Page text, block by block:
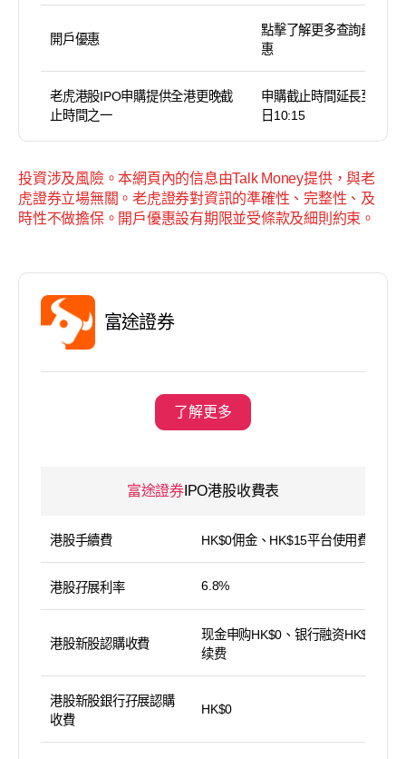
開戶優惠
點擊了解更多查詢最新優
惠
老虎港股IPO申購提供全港更晚截
止時間之一
申購截止時間延長至截止
日10:15
投資涉及風險。本網頁內的信息由Talk Money提供，與老
虎證券立場無關。老虎證券對資訊的準確性、完整性、及
時性不做擔保。開戶優惠設有期限並受條款及細則約束。
富途證券
了解更多
富途證券IPO港股收費表
港股手續費 HK$0佣金、HK$15平台使用費
港股孖展利率 6.8%
港股新股認購收費
现金申购HK$0、银行融资HK$100手
续费
港股新股銀行孖展認購
收費
HK$0